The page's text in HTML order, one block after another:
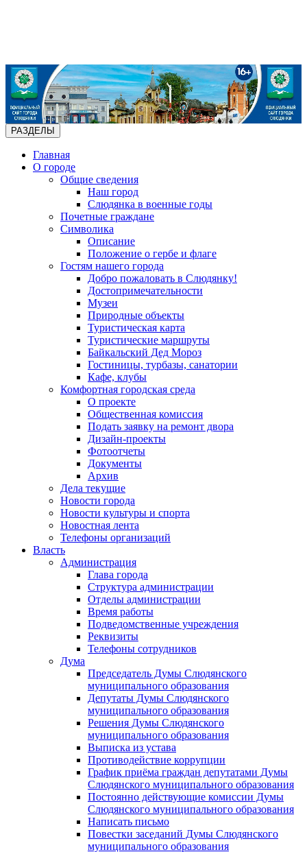
РАЗДЕЛЫ
Главная
О городе
Общие сведения
Наш город
Слюдянка в военные годы
Почетные граждане
Символика
Описание
Положение о гербе и флаге
Гостям нашего города
Добро пожаловать в Слюдянку!
Достопримечательности
Музеи
Природные объекты
Туристическая карта
Туристические маршруты
Байкальский Дед Мороз
Гостиницы, турбазы, санатории
Кафе, клубы
Комфортная городская среда
О проекте
Общественная комиссия
Подать заявку на ремонт двора
Дизайн-проекты
Фотоотчеты
Документы
Архив
Дела текущие
Новости города
Новости культуры и спорта
Новостная лента
Телефоны организаций
Власть
Администрация
Глава города
Структура администрации
Отделы администрации
Время работы
Подведомственные учреждения
Реквизиты
Телефоны сотрудников
Дума
Председатель Думы Слюдянского
муниципального образования
Депутаты Думы Слюдянского
муниципального образования
Решения Думы Слюдянского
муниципального образования
Выписка из устава
Противодействие коррупции
График приёма граждан депутатами Думы
Слюдянского муниципального образования
Постоянно действующие комиссии Думы
Слюдянского муниципального образования
Написать письмо
Повестки заседаний Думы Слюдянского
муниципального образования